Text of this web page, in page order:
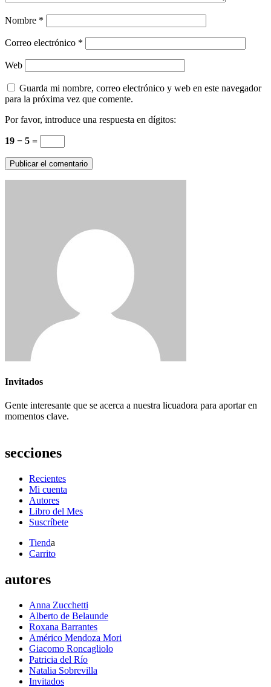
Nombre *
Correo electrónico *
Web
Guarda mi nombre, correo electrónico y web en este navegador
para la próxima vez que comente.
Por favor, introduce una respuesta en dígitos:
19 − 5 =
Invitados
Gente interesante que se acerca a nuestra licuadora para aportar en
momentos clave.
secciones
Recientes
Mi cuenta
Autores
Libro del Mes
Suscríbete
Tienda
Carrito
autores
Anna Zucchetti
Alberto de Belaunde
Roxana Barrantes
Américo Mendoza Mori
Giacomo Roncagliolo
Patricia del Río
Natalia Sobrevilla
Invitados